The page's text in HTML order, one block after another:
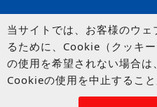
© UP GARAGE
当サイトでは、お客様のウ
るために、Cookie（クッキ
の使用を希望されない場合
Cookieの使用を中止すること